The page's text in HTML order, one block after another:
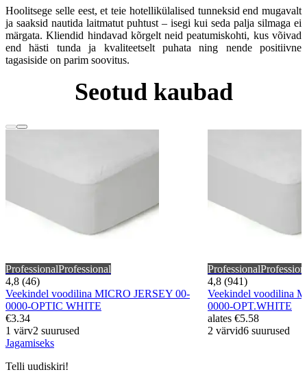
Hoolitsege selle eest, et teie hotellikülalised tunneksid end mugavalt
ja saaksid nautida laitmatut puhtust – isegi kui seda palja silmaga ei
märgata. Kliendid hindavad kõrgelt neid peatumiskohti, kus võivad
end hästi tunda ja kvaliteetselt puhata ning nende positiivne
tagasiside on parim soovitus.
Seotud kaubad
ProfessionalProfessional
4,8 (46)
Veekindel voodilina MICRO JERSEY 00-
0000-OPTIC WHITE
€3.34
1 värv2 suurused
Professional
4,8 (941)
Veekindel voodilina
0000-OPT.WHITE
alates €5.58
2 värvid6 suurused
Jagamiseks
Telli uudiskiri!